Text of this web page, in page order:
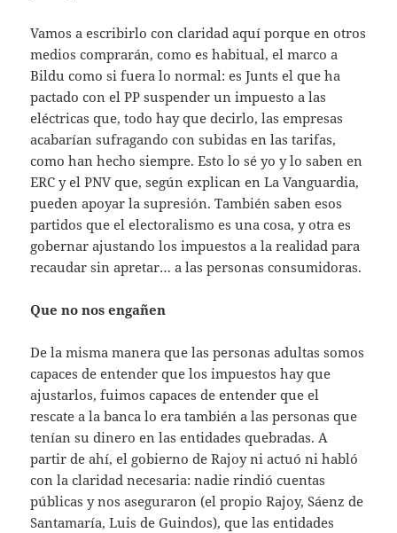
Vamos a escribirlo con claridad aquí porque en otros
medios comprarán, como es habitual, el marco a
Bildu como si fuera lo normal: es Junts el que ha
pactado con el PP suspender un impuesto a las
eléctricas que, todo hay que decirlo, las empresas
acabarían sufragando con subidas en las tarifas,
como han hecho siempre. Esto lo sé yo y lo saben en
ERC y el PNV que, según explican en La Vanguardia,
pueden apoyar la supresión. También saben esos
partidos que el electoralismo es una cosa, y otra es
gobernar ajustando los impuestos a la realidad para
recaudar sin apretar… a las personas consumidoras.
Que no nos engañen
De la misma manera que las personas adultas somos
capaces de entender que los impuestos hay que
ajustarlos, fuimos capaces de entender que el
rescate a la banca lo era también a las personas que
tenían su dinero en las entidades quebradas. A
partir de ahí, el gobierno de Rajoy ni actuó ni habló
con la claridad necesaria: nadie rindió cuentas
públicas y nos aseguraron (el propio Rajoy, Sáenz de
Santamaría, Luis de Guindos), que las entidades